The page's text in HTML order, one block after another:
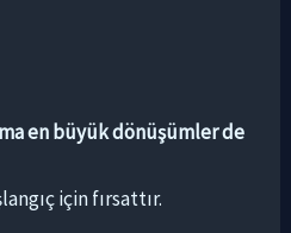
en büyük dönüşümler de
için fırsattır.